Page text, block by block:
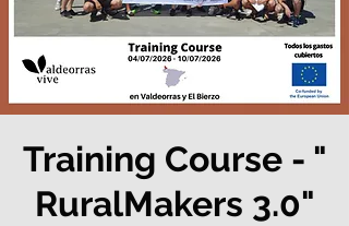
Training Course - "
RuralMakers 3.0"